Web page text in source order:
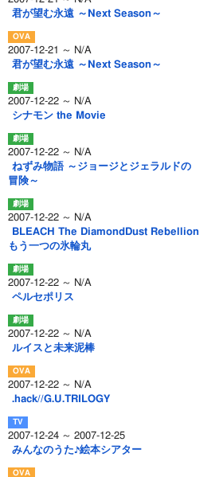
君が望む永遠 ～Next Season～
2007-12-21 ～ N/A
君が望む永遠 ～Next Season～
2007-12-22 ～ N/A
シナモン the Movie
2007-12-22 ～ N/A
ねずみ物語 ～ジョージとジェラルドの
冒険～
2007-12-22 ～ N/A
BLEACH The DiamondDust Rebellion
もう一つの氷輪丸
2007-12-22 ～ N/A
ペルセポリス
2007-12-22 ～ N/A
ルイスと未来泥棒
2007-12-22 ～ N/A
.hack//G.U.TRILOGY
2007-12-24 ～ 2007-12-25
みんなのうた♪絵本シアター